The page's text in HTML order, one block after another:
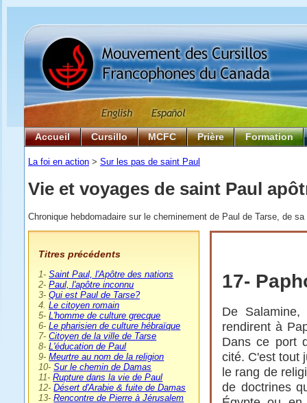
Accueil Cursillo MCFC Prière Formation
La foi en action > Sur les pas de saint Paul
Vie et voyages de saint Paul
Chronique hebdomadaire sur le cheminement de Paul de Tarse, de
Titres précédents
1-Saint Paul, l'Apôtre des nations
2-Paul, l'apôtre inconnu
3-Qui est Paul de Tarse?
4.Le citoyen romain
5-L'homme de culture grecque
6-Le pharisien de culture hébraïque
7-Citoyen de la ville de Tarse
8-L'éducation de Paul
9-Meurtre au nom de la religion
10-Sur le chemin de Damas
11-Rupture dans la vie de Paul
12-Désert d'Arabie & fuite de Damas
13-Rencontre de Pierre à Jérusalem
17-
De
rendirent à
Dans ce port
cité. C'est tout
le rang de
de doctrines